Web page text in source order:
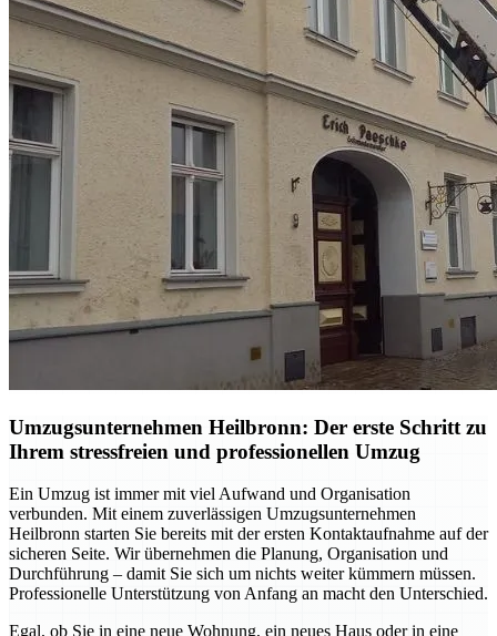
Umzugsunternehmen Heilbronn: Der erste Schritt zu
Ihrem stressfreien und professionellen Umzug
Ein Umzug ist immer mit viel Aufwand und Organisation
verbunden. Mit einem zuverlässigen Umzugsunternehmen
Heilbronn starten Sie bereits mit der ersten Kontaktaufnahme auf der
sicheren Seite. Wir übernehmen die Planung, Organisation und
Durchführung – damit Sie sich um nichts weiter kümmern müssen.
Professionelle Unterstützung von Anfang an macht den Unterschied.
Egal, ob Sie in eine neue Wohnung, ein neues Haus oder in eine